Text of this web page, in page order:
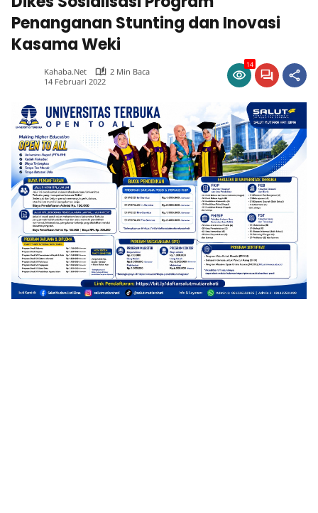
Penanganan Stunting dan Inovasi
Kasama Weki
Kahaba.net
2 Min Baca
14 Februari 2022
14